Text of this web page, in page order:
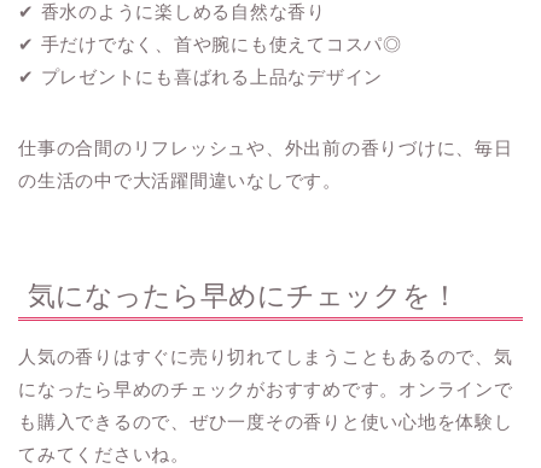
✔ 香水のように楽しめる自然な香り
✔ 手だけでなく、首や腕にも使えてコスパ◎
✔ プレゼントにも喜ばれる上品なデザイン
仕事の合間のリフレッシュや、外出前の香りづけに、毎日
の生活の中で大活躍間違いなしです。
気になったら早めにチェックを！
人気の香りはすぐに売り切れてしまうこともあるので、気
になったら早めのチェックがおすすめです。オンラインで
も購入できるので、ぜひ一度その香りと使い心地を体験し
てみてくださいね。